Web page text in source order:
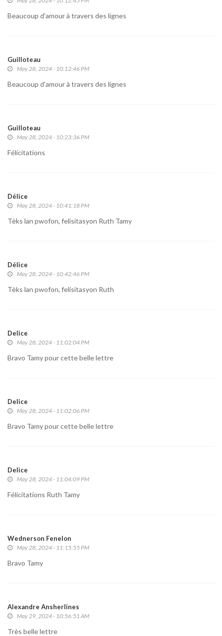
Beaucoup d'amour à travers des lignes
Guilloteau
May 28, 2024 - 10:12:46 PM
Beaucoup d'amour à travers des lignes
Guilloteau
May 28, 2024 - 10:23:36 PM
Félicitations
Délice
May 28, 2024 - 10:41:18 PM
Tèks lan pwofon, felisitasyon Ruth Tamy
Délice
May 28, 2024 - 10:42:46 PM
Tèks lan pwofon, felisitasyon Ruth
Delice
May 28, 2024 - 11:02:04 PM
Bravo Tamy pour cette belle lettre
Delice
May 28, 2024 - 11:02:06 PM
Bravo Tamy pour cette belle lettre
Delice
May 28, 2024 - 11:04:09 PM
Félicitations Ruth Tamy
Wednerson Fenelon
May 28, 2024 - 11:15:55 PM
Bravo Tamy
Alexandre Ansherlines
May 29, 2024 - 10:56:51 AM
Très belle lettre